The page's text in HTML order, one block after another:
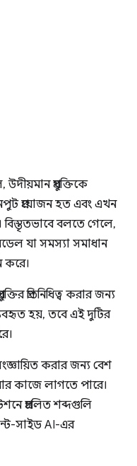
প্রযুক্তিকে
প্রয়োজন হত এবং এখন
বিস্তৃতভাবে বলতে গেলে,
যা সমস্যা সমাধান
করে।
প্রতিনিধিত্ব করার জন্য
হয়, তবে এই দুটির
করার জন্য বেশ
কাজে লাগতে পারে।
প্রচলিত শব্দগুলি
সাইড AI-এর